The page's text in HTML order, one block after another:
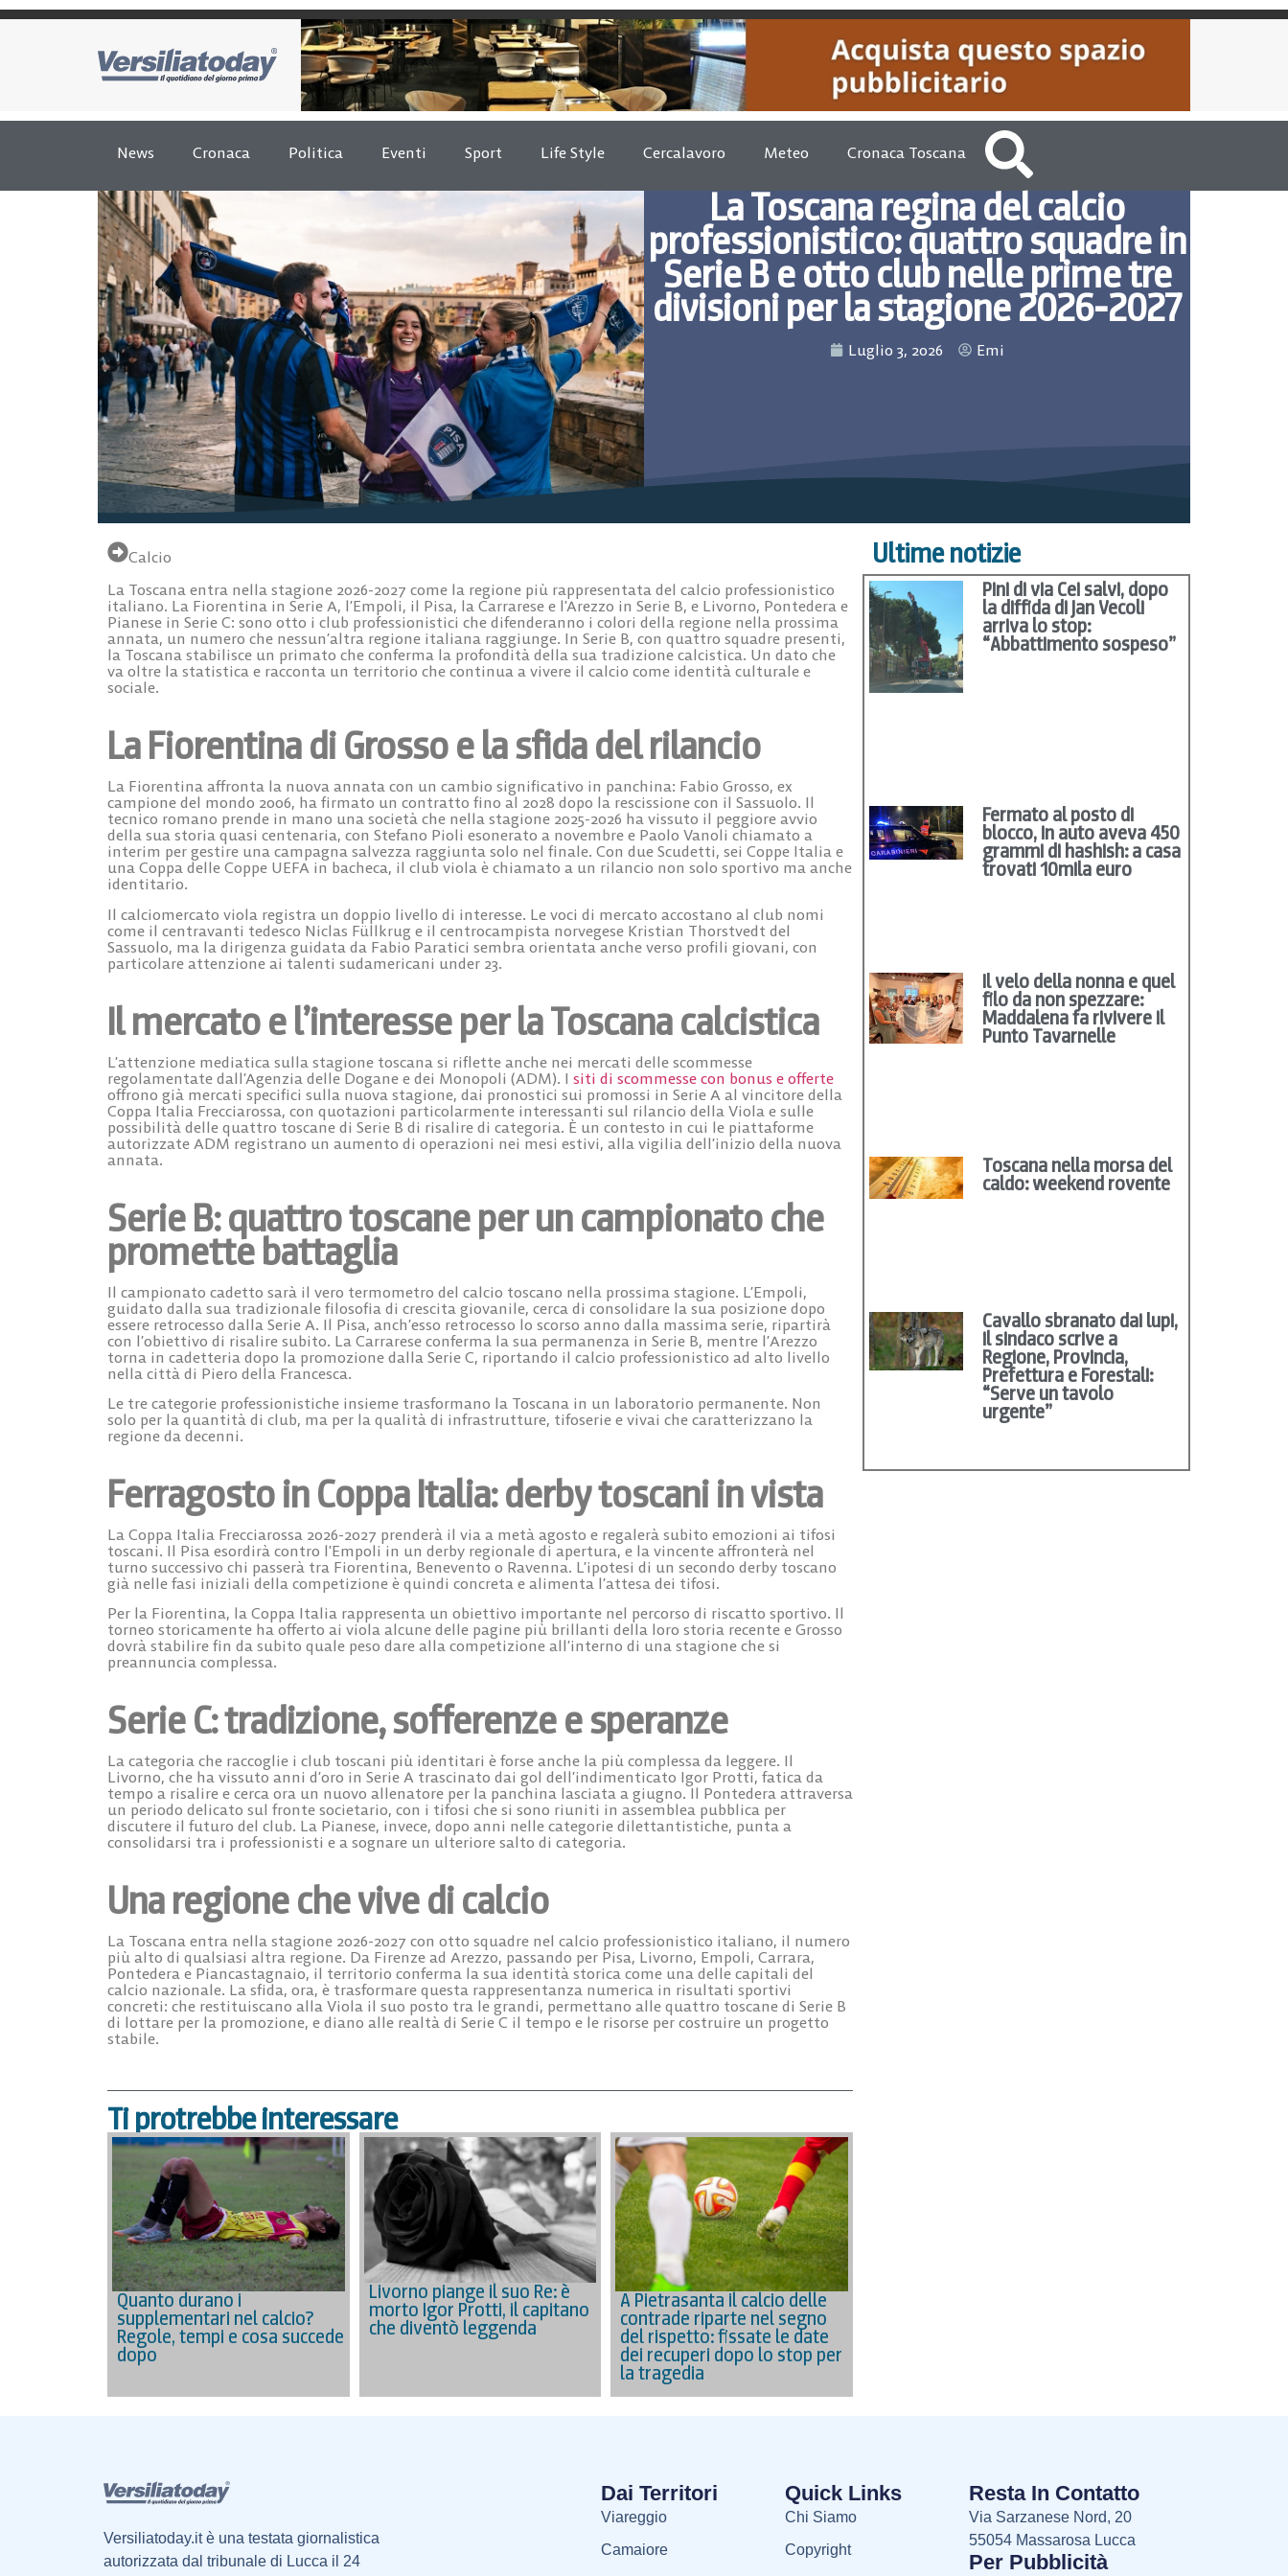
News Cronaca Politica Eventi Sport Life Style Cercalavoro Meteo Cronaca Toscana
La Toscana regina del calcio
professionistico: quattro squadre in
Serie B e otto club nelle prime tre
divisioni per la stagione 2026-2027
Luglio 3, 2026 Emi
Calcio
La Toscana entra nella stagione 2026-2027 come la regione più rappresentata del calcio professionistico
italiano. La Fiorentina in Serie A, l’Empoli, il Pisa, la Carrarese e l’Arezzo in Serie B, e Livorno, Pontedera e
Pianese in Serie C: sono otto i club professionistici che difenderanno i colori della regione nella prossima
annata, un numero che nessun’altra regione italiana raggiunge. In Serie B, con quattro squadre presenti,
la Toscana stabilisce un primato che conferma la profondità della sua tradizione calcistica. Un dato che
va oltre la statistica e racconta un territorio che continua a vivere il calcio come identità culturale e
sociale.
La Fiorentina di Grosso e la sfida del rilancio
La Fiorentina affronta la nuova annata con un cambio significativo in panchina: Fabio Grosso, ex
campione del mondo 2006, ha firmato un contratto fino al 2028 dopo la rescissione con il Sassuolo. Il
tecnico romano prende in mano una società che nella stagione 2025-2026 ha vissuto il peggiore avvio
della sua storia quasi centenaria, con Stefano Pioli esonerato a novembre e Paolo Vanoli chiamato a
interim per gestire una campagna salvezza raggiunta solo nel finale. Con due Scudetti, sei Coppe Italia e
una Coppa delle Coppe UEFA in bacheca, il club viola è chiamato a un rilancio non solo sportivo ma anche
identitario.
Il calciomercato viola registra un doppio livello di interesse. Le voci di mercato accostano al club nomi
come il centravanti tedesco Niclas Füllkrug e il centrocampista norvegese Kristian Thorstvedt del
Sassuolo, ma la dirigenza guidata da Fabio Paratici sembra orientata anche verso profili giovani, con
particolare attenzione ai talenti sudamericani under 23.
Il mercato e l’interesse per la Toscana calcistica
L’attenzione mediatica sulla stagione toscana si riflette anche nei mercati delle scommesse
regolamentate dall’Agenzia delle Dogane e dei Monopoli (ADM). I siti di scommesse con bonus e offerte
offrono già mercati specifici sulla nuova stagione, dai pronostici sui promossi in Serie A al vincitore della
Coppa Italia Frecciarossa, con quotazioni particolarmente interessanti sul rilancio della Viola e sulle
possibilità delle quattro toscane di Serie B di risalire di categoria. È un contesto in cui le piattaforme
autorizzate ADM registrano un aumento di operazioni nei mesi estivi, alla vigilia dell’inizio della nuova
annata.
Serie B: quattro toscane per un campionato che
promette battaglia
Il campionato cadetto sarà il vero termometro del calcio toscano nella prossima stagione. L’Empoli,
guidato dalla sua tradizionale filosofia di crescita giovanile, cerca di consolidare la sua posizione dopo
essere retrocesso dalla Serie A. Il Pisa, anch’esso retrocesso lo scorso anno dalla massima serie, ripartirà
con l’obiettivo di risalire subito. La Carrarese conferma la sua permanenza in Serie B, mentre l’Arezzo
torna in cadetteria dopo la promozione dalla Serie C, riportando il calcio professionistico ad alto livello
nella città di Piero della Francesca.
Le tre categorie professionistiche insieme trasformano la Toscana in un laboratorio permanente. Non
solo per la quantità di club, ma per la qualità di infrastrutture, tifoserie e vivai che caratterizzano la
regione da decenni.
Ferragosto in Coppa Italia: derby toscani in vista
La Coppa Italia Frecciarossa 2026-2027 prenderà il via a metà agosto e regalerà subito emozioni ai tifosi
toscani. Il Pisa esordirà contro l’Empoli in un derby regionale di apertura, e la vincente affronterà nel
turno successivo chi passerà tra Fiorentina, Benevento o Ravenna. L’ipotesi di un secondo derby toscano
già nelle fasi iniziali della competizione è quindi concreta e alimenta l’attesa dei tifosi.
Per la Fiorentina, la Coppa Italia rappresenta un obiettivo importante nel percorso di riscatto sportivo. Il
torneo storicamente ha offerto ai viola alcune delle pagine più brillanti della loro storia recente e Grosso
dovrà stabilire fin da subito quale peso dare alla competizione all’interno di una stagione che si
preannuncia complessa.
Serie C: tradizione, sofferenze e speranze
La categoria che raccoglie i club toscani più identitari è forse anche la più complessa da leggere. Il
Livorno, che ha vissuto anni d’oro in Serie A trascinato dai gol dell’indimenticato Igor Protti, fatica da
tempo a risalire e cerca ora un nuovo allenatore per la panchina lasciata a giugno. Il Pontedera attraversa
un periodo delicato sul fronte societario, con i tifosi che si sono riuniti in assemblea pubblica per
discutere il futuro del club. La Pianese, invece, dopo anni nelle categorie dilettantistiche, punta a
consolidarsi tra i professionisti e a sognare un ulteriore salto di categoria.
Una regione che vive di calcio
La Toscana entra nella stagione 2026-2027 con otto squadre nel calcio professionistico italiano, il numero
più alto di qualsiasi altra regione. Da Firenze ad Arezzo, passando per Pisa, Livorno, Empoli, Carrara,
Pontedera e Piancastagnaio, il territorio conferma la sua identità storica come una delle capitali del
calcio nazionale. La sfida, ora, è trasformare questa rappresentanza numerica in risultati sportivi
concreti: che restituiscano alla Viola il suo posto tra le grandi, permettano alle quattro toscane di Serie B
di lottare per la promozione, e diano alle realtà di Serie C il tempo e le risorse per costruire un progetto
stabile.
Ti protrebbe interessare
Quanto durano i
supplementari nel calcio?
Regole, tempi e cosa succede
dopo
Livorno piange il suo Re: è
morto Igor Protti, il capitano
che diventò leggenda
A Pietrasanta il calcio delle
contrade riparte nel segno
del rispetto: fissate le date
dei recuperi dopo lo stop per
la tragedia
Ultime notizie
Pini di via Cei salvi, dopo
la diffida di Jan Vecoli
arriva lo stop:
“Abbattimento sospeso”
Fermato al posto di
blocco, in auto aveva 450
grammi di hashish: a casa
trovati 10mila euro
Il velo della nonna e quel
filo da non spezzare:
Maddalena fa rivivere il
Punto Tavarnelle
Toscana nella morsa del
caldo: weekend rovente
Cavallo sbranato dai lupi,
il sindaco scrive a
Regione, Provincia,
Prefettura e Forestali:
“Serve un tavolo
urgente”
Versiliatoday.it è una testata giornalistica
autorizzata dal tribunale di Lucca il 24
Dai Territori
Viareggio
Camaiore
Quick Links
Chi Siamo
Copyright
Resta In Contatto
Via Sarzanese Nord, 20
55054 Massarosa Lucca
Per Pubblicità